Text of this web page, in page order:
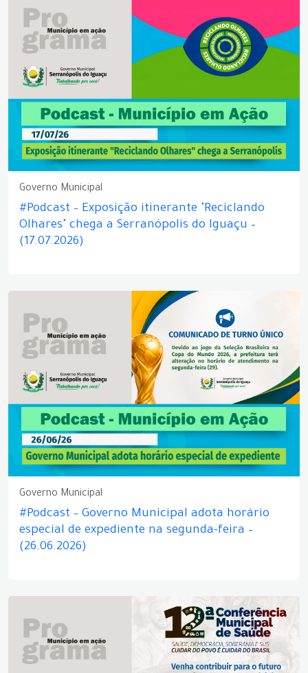
Governo Municipal
#Podcast – Exposição itinerante "Reciclando
Olhares" chega a Serranópolis do Iguaçu –
(17.07.2026)
Governo Municipal
#Podcast – Governo Municipal adota horário
especial de expediente na segunda-feira –
(26.06.2026)